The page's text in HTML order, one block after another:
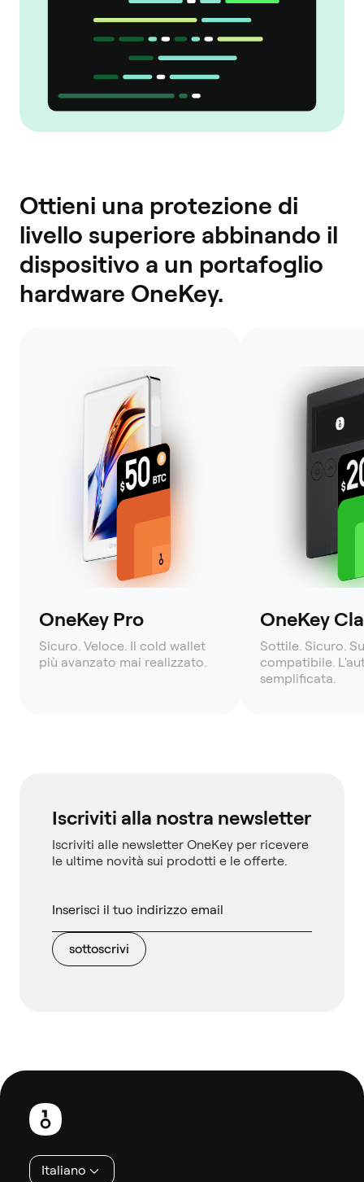
Ottieni una protezione di
livello superiore abbinando il
dispositivo a un portafoglio
hardware OneKey.
OneKey Pro
Sicuro. Veloce. Il cold wallet
più avanzato mai realizzato.
OneKey
Sottile. Sicuro.
compatibile.
semplificata.
Iscriviti alla nostra newsletter
Iscriviti alle newsletter OneKey per ricevere
le ultime novità sui prodotti e le offerte.
sottoscrivi
Piè
pagina
Italiano